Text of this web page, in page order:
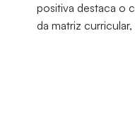
positiva destaca o
da matriz